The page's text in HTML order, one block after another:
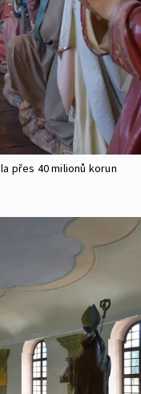
přes 40 milionů korun